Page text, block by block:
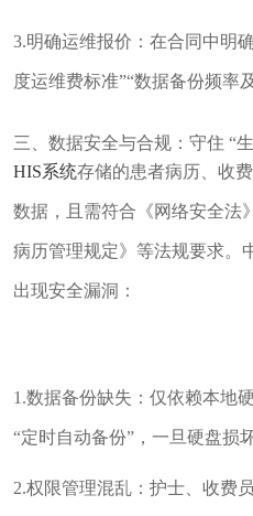
3.明确运维报价：在合同中明
度运维费标准”“数据备份频率
三、数据安全与合规：守住 “
HIS系统存储的患者病历、收
数据，且需符合《网络安全法
病历管理规定》等法规要求。
出现安全漏洞：
1.数据备份缺失：仅依赖本地
“定时自动备份”，一旦硬盘损
2.权限管理混乱：护士、收费